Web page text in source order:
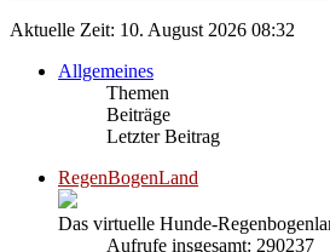
Aktuelle Zeit: 10. August 2026 08:32
Allgemeines
Themen
Beiträge
Letzter Beitrag
RegenBogenLand
Das virtuelle Hunde-
Aufrufe insgesamt: 290237